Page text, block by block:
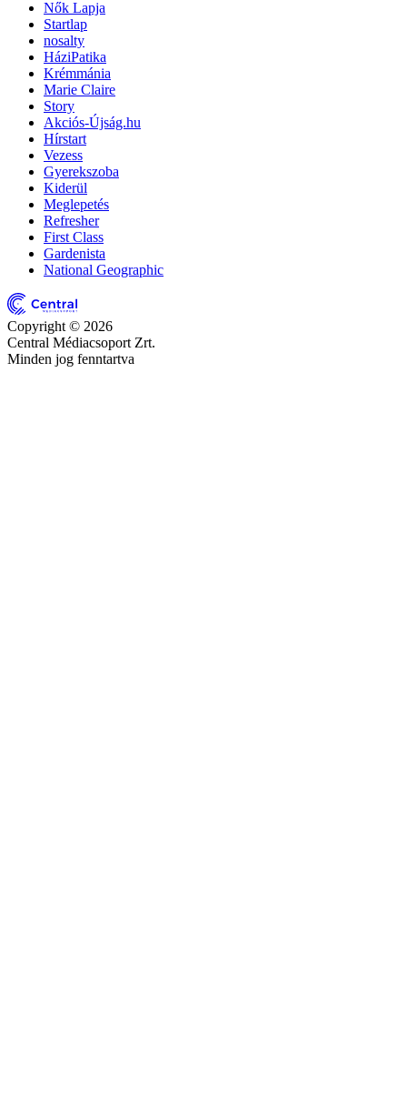
Nők Lapja
Startlap
nosalty
HáziPatika
Krémmánia
Marie Claire
Story
Akciós-Újság.hu
Hírstart
Vezess
Gyerekszoba
Kiderül
Meglepetés
Refresher
First Class
Gardenista
National Geographic
Copyright © 2026
Central Médiacsoport Zrt.
Minden jog fenntartva